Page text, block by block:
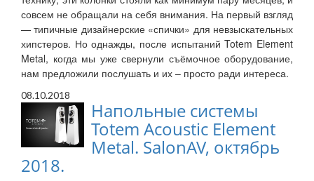
совсем не обращали на себя внимания. На первый взгляд
— типичные дизайнерские «спички» для невзыскательных
хипстеров. Но однажды, после испытаний Totem Element
Metal, когда мы уже свернули съёмочное оборудование,
нам предложили послушать и их – просто ради интереса.
08.10.2018
Напольные системы
Totem Acoustic Element
Metal. SalonAV, октябрь
2018.